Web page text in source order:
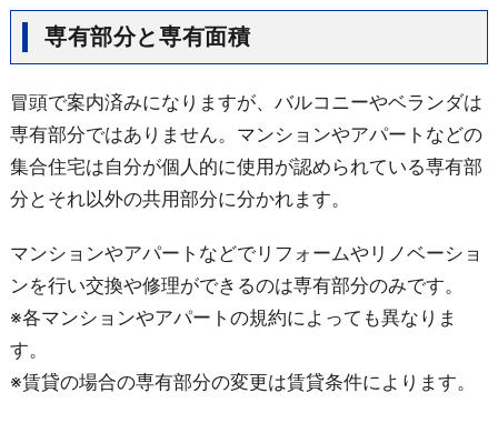
専有部分と専有面積
冒頭で案内済みになりますが、バルコニーやベランダは
専有部分ではありません。マンションやアパートなどの
集合住宅は自分が個人的に使用が認められている専有部
分とそれ以外の共用部分に分かれます。
マンションやアパートなどでリフォームやリノベーショ
ンを行い交換や修理ができるのは専有部分のみです。
※各マンションやアパートの規約によっても異なりま
す。
※賃貸の場合の専有部分の変更は賃貸条件によります。